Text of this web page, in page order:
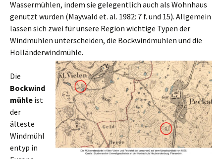
Wassermühlen, indem sie gelegentlich auch als Wohnhaus
genutzt wurden (Maywald et. al. 1982: 7 f. und 15). Allgemein
lassen sich zwei für unsere Region wichtige Typen der
Windmühlen unterscheiden, die Bockwindmühlen und die
Holländerwindmühle.
Die
Bockwind
mühle ist
der
älteste
Windmühl
entyp in